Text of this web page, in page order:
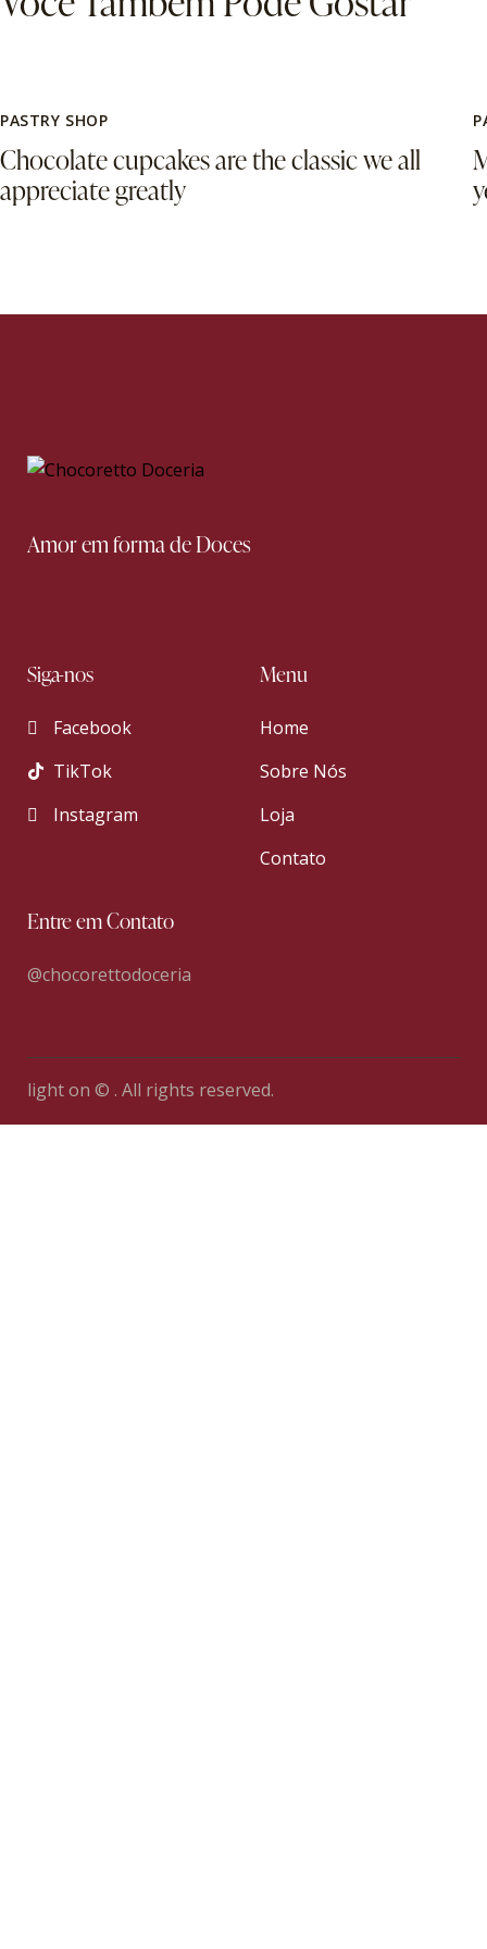
PASTRY SHOP
Chocolate cupcakes are the classic we all
appreciate greatly
Amor em forma de Doces
Siga-nos
Facebook
TikTok
Instagram
Menu
Home
Sobre Nós
Loja
Contato
Entre em Contato
@chocorettodoceria
light on © . All rights reserved.